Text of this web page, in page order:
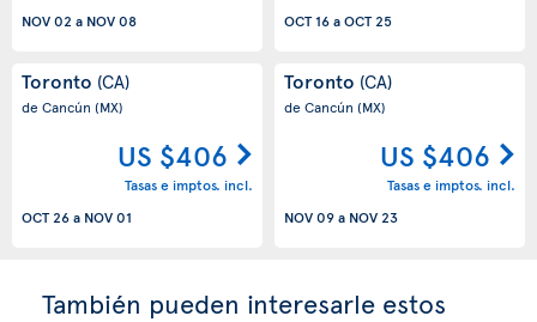
NOV 02 a NOV 08
OCT 16aOCT 25
Toronto (CA)
de Cancún (MX)
US $406
Tasas e imptos. incl.
OCT 26a NOV 01
Toronto (CA)
de Cancún (MX)
US $406
Tasas e imptos. incl.
NOV 09a NOV 23
También pueden interesarle estos